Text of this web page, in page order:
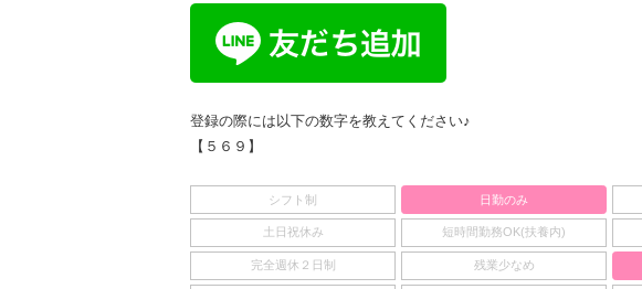
登録の際には以下の数字を教えてください♪
【５６９】
シフト制 日勤のみ
土日祝休み 短時間勤務OK(扶養内)
完全週休２日制 残業少なめ